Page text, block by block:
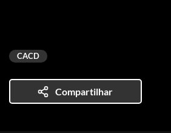
CACD
Compartilhar